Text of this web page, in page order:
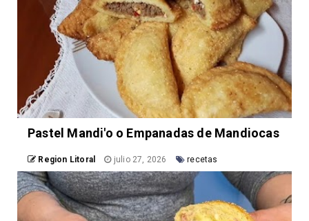
Pastel Mandi'o o Empanadas de Mandiocas
Region Litoral julio 27, 2026 recetas